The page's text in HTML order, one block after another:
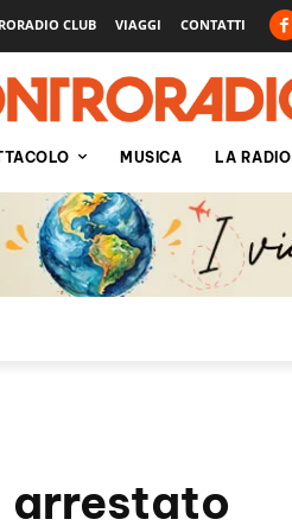
CLUB VIAGGI CONTATTI
MUSICA LA RADIO
arrestato